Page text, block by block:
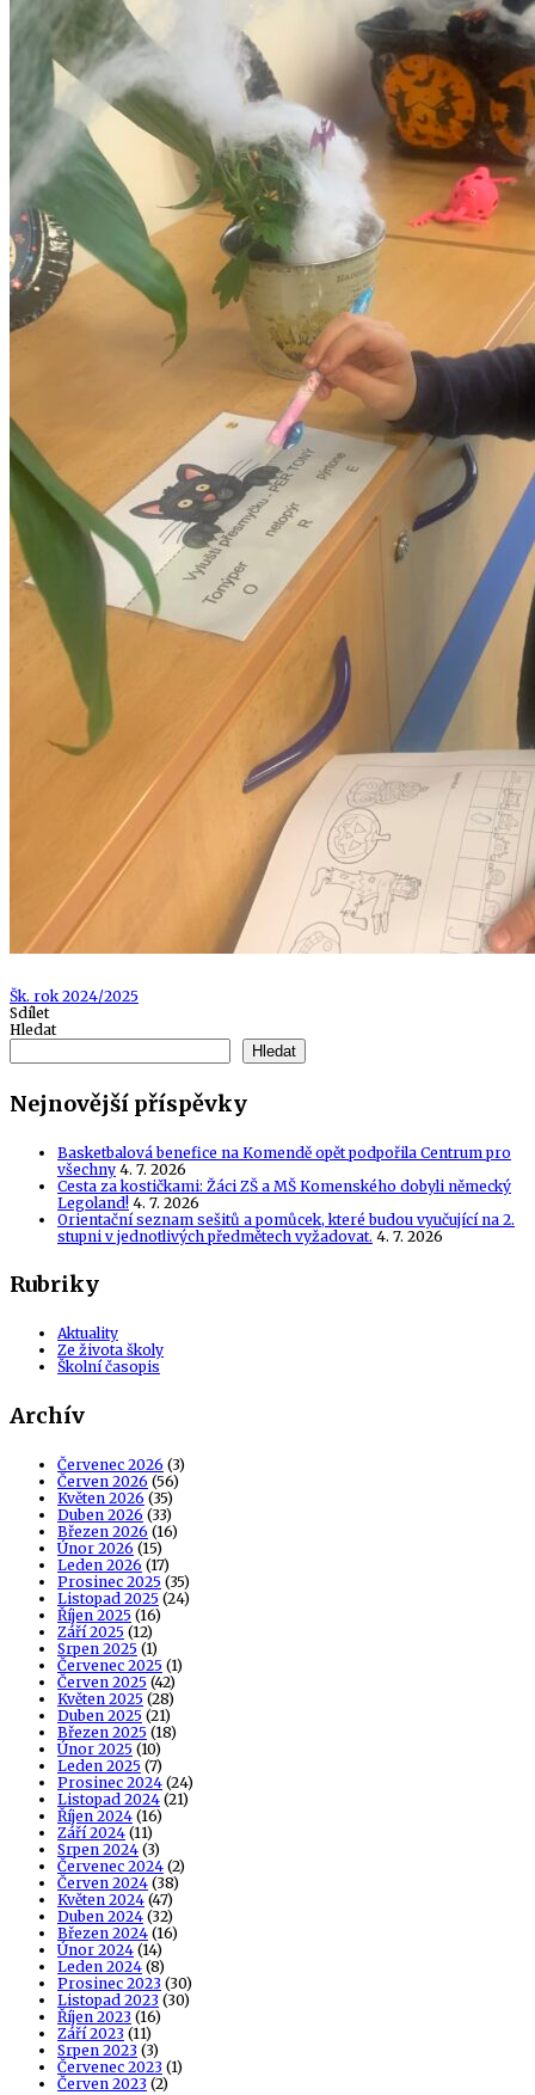
Tags
Šk. rok 2024/2025
Sdílet
Hledat
Hledat
Nejnovější příspěvky
Basketbalová benefice na Komendě opět podpořila Centrum pro
všechny 4. 7. 2026
Cesta za kostičkami: Žáci ZŠ a MŠ Komenského dobyli německý
Legoland! 4. 7. 2026
Orientační seznam sešitů a pomůcek, které budou vyučující na 2.
stupni v jednotlivých předmětech vyžadovat. 4. 7. 2026
Rubriky
Aktuality
Ze života školy
Školní časopis
Archív
Červenec 2026 (3)
Červen 2026 (56)
Květen 2026 (35)
Duben 2026 (33)
Březen 2026 (16)
Únor 2026 (15)
Leden 2026 (17)
Prosinec 2025 (35)
Listopad 2025 (24)
Říjen 2025 (16)
Září 2025 (12)
Srpen 2025 (1)
Červenec 2025 (1)
Červen 2025 (42)
Květen 2025 (28)
Duben 2025 (21)
Březen 2025 (18)
Únor 2025 (10)
Leden 2025 (7)
Prosinec 2024 (24)
Listopad 2024 (21)
Říjen 2024 (16)
Září 2024 (11)
Srpen 2024 (3)
Červenec 2024 (2)
Červen 2024 (38)
Květen 2024 (47)
Duben 2024 (32)
Březen 2024 (16)
Únor 2024 (14)
Leden 2024 (8)
Prosinec 2023 (30)
Listopad 2023 (30)
Říjen 2023 (16)
Září 2023 (11)
Srpen 2023 (3)
Červenec 2023 (1)
Červen 2023 (2)